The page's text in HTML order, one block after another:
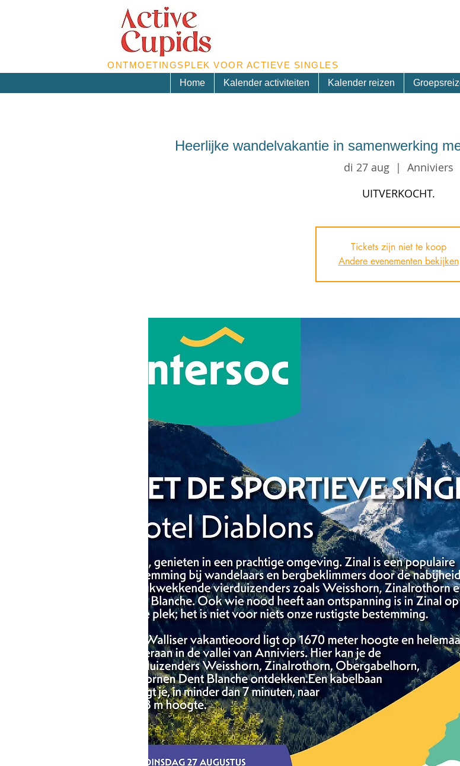
ONTMOETINGSPLEK VOOR ACTIEVE SINGLES
Home
Kalender activiteiten Kalender reizen
Heerlijke wandelvakantie in samenwerking
di 27 aug
  |
Anniviers
UITVERKOCHT.
Tickets zijn niet te koop
Andere evenementen bekijken